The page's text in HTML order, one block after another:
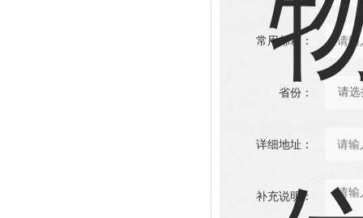
常用邮箱：
省份：
详细地址：
补充说明：